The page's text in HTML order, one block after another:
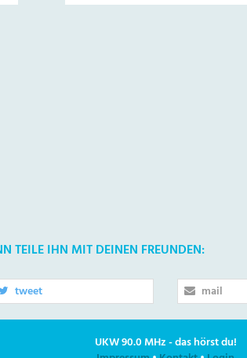
TEILE IHN MIT DEINEN FREUNDEN:
tweet mail
UKW 90.0 MHz - das hörst du!